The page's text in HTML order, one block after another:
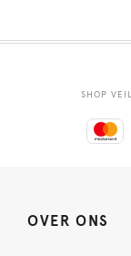
SHOP
OVER ONS